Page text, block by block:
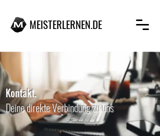
MEISTERLERNEN.DE
MEISTERLERNEN.DE
Kontakt.
Deine direkte Verbindung zu uns